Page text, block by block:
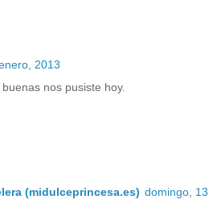
2013
nos pusiste hoy.
(midulceprincesa.es) domingo, 13